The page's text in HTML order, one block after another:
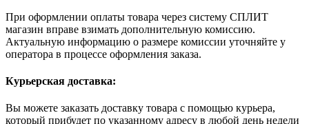
При оформлении оплаты товара через систему СПЛИТ
магазин вправе взимать дополнительную комиссию.
Актуальную информацию о размере комиссии уточняйте у
оператора в процессе оформления заказа.
Курьерская доставка:
Вы можете заказать доставку товара с помощью курьера,
который прибудет по указанному адресу в любой день недели